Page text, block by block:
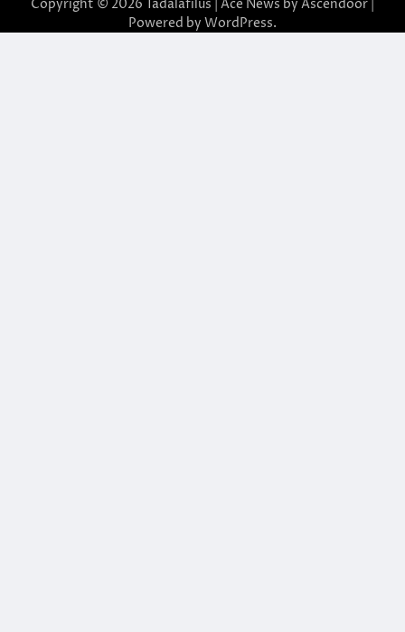
Copyright © 2026 Tadalafilus | Ace News by Ascendoor
Powered by WordPress.